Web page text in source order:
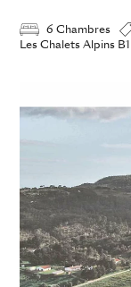
6 Chambres
Les Chalets Alpins